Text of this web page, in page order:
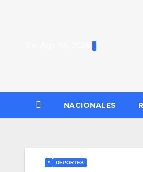
NACIONALES
* DEPORTES